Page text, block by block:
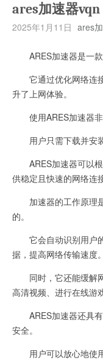
ares加速器vqn
2025年1月11日 ares
ARES加速器是一款
它通过优化网络连接
升了上网体验。
使用ARES加速器非
用户只需下载并安装
ARES加速器可以根
供稳定且快速的网络连接
加速器的工作原理是
的。
它会自动识别用户的
据，提高网络传输速度。
同时，它还能缓解网
高清视频、进行在线游
ARES加速器还具有
安全。
用户可以放心地使用